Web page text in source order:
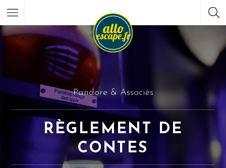
Pandore & Associés
RÈGLEMENT DE
CONTES